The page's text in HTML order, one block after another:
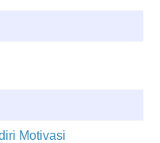
Motivasi